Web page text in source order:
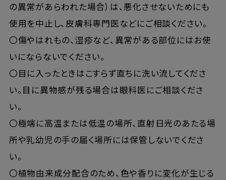
の異常があらわれた場合）は、悪化させないためにも
使用を中止し、皮膚科専門医などにご相談ください。
〇傷やはれもの、湿疹など、異常がある部位にはお使
いにならないでください。
〇目に入ったときはこすらず直ちに洗い流してくださ
い。目に異物感が残る場合は眼科医にご相談くださ
い。
〇極端に高温または低温の場所、直射日光のあたる場
所や乳幼児の手の届く場所には保管しないでくださ
い。
〇植物由来成分配合のため、色や香りに変化が生じる